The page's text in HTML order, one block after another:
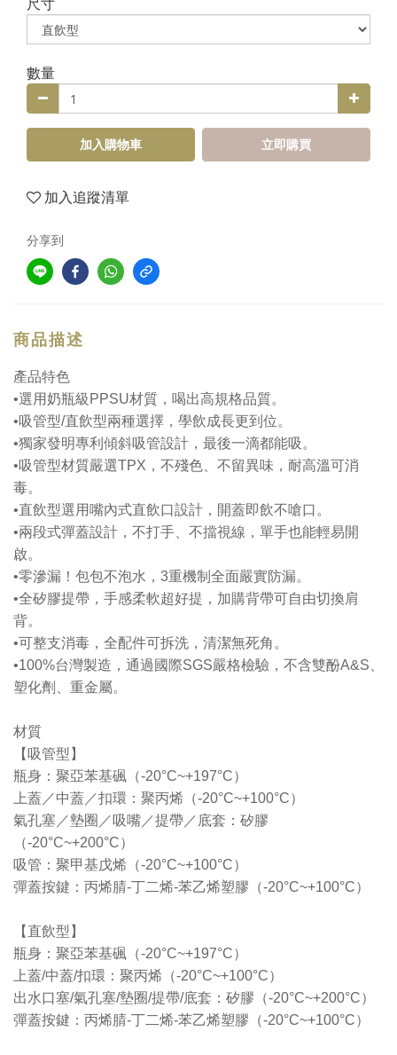
數量
加入購物車 立即購買
加入追蹤清單
分享到
商品描述
產品特色
•選用奶瓶級PPSU材質，喝出高規格品質。
•吸管型/直飲型兩種選擇，學飲成長更到位。
•獨家發明專利傾斜吸管設計，最後一滴都能吸。
•吸管型材質嚴選TPX，不殘色、不留異味，耐高溫可消
毒。
•直飲型選用嘴內式直飲口設計，開蓋即飲不嗆口。
•兩段式彈蓋設計，不打手、不擋視線，單手也能輕易開
啟。
•零滲漏！包包不泡水，3重機制全面嚴實防漏。
•全矽膠提帶，手感柔軟超好提，加購背帶可自由切換肩
背。
•可整支消毒，全配件可拆洗，清潔無死角。
•100%台灣製造，通過國際SGS嚴格檢驗，不含雙酚A&S、
塑化劑、重金屬。
材質
【吸管型】
瓶身：聚亞苯基碸（-20°C~+197°C）
上蓋／中蓋／扣環：聚丙烯（-20°C~+100°C）
氣孔塞／墊圈／吸嘴／提帶／底套：矽膠
（-20°C~+200°C）
吸管：聚甲基戊烯（-20°C~+100°C）
彈蓋按鍵：丙烯腈-丁二烯-苯乙烯塑膠（-20°C~+100°C）
【直飲型】
瓶身：聚亞苯基碸（-20°C~+197°C）
上蓋/中蓋/扣環：聚丙烯（-20°C~+100°C）
出水口塞/氣孔塞/墊圈/提帶/底套：矽膠（-20°C~+200°C）
彈蓋按鍵：丙烯腈-丁二烯-苯乙烯塑膠（-20°C~+100°C）